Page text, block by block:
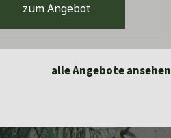
zum Angebot
alle Angebote ansehen